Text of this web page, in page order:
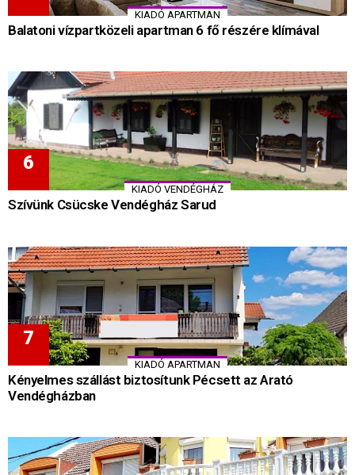
KIADÓ APARTMAN
Balatoni vízpartközeli apartman 6 fő részére klímával
KIADÓ VENDÉGHÁZ
Szívünk Csücske Vendégház Sarud
KIADÓ APARTMAN
Kényelmes szállást biztosítunk Pécsett az Arató
Vendégházban